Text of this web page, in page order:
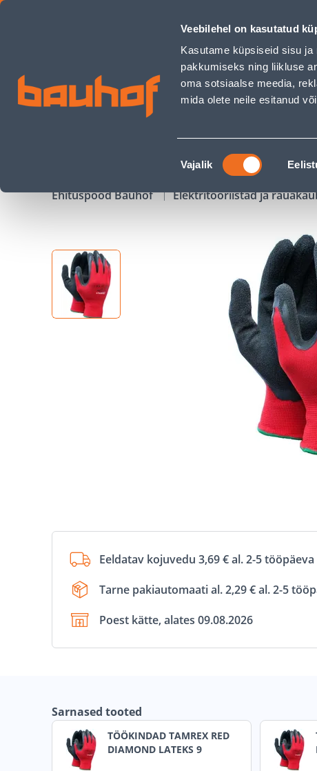
Veebilehel on kasutatud
Kasutame küpsiseid sisu
pakkumiseks ning liikluse
oma sotsiaalse meedia,
mida olete neile esitanud
Nõusoleku
valik
Vajalik
TÖÖKINDAD TAMREX RED DIAMOND LATEKS 10 - Bauhof has
Äriklienditeenindus
KAMPAANIAD
Ehituspood Bauhof Elektritööriistad ja
Eeldatav kojuvedu 3,69 € al. 2-5 tööpäeva
Tarne pakiautomaati al. 2,29 € al. 2-5
Poest kätte, alates 09.08.2026
Sarnased tooted
TÖÖKINDAD TAMREX RED
DIAMOND LATEKS 9